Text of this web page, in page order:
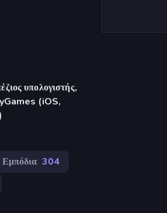
υπολογιστής,
(iOS,
Εμπόδια 304